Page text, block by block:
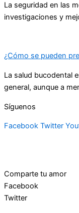
La seguridad en las
investigaciones y
¿Cómo se pueden
La salud bucodental
general, aunque a
Síguenos
Facebook Twitter
Comparte tu amor
Facebook
Twitter